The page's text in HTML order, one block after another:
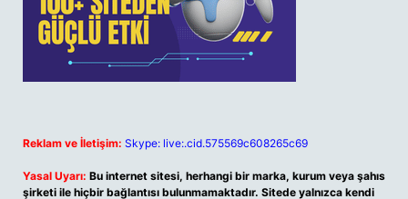
Reklam ve İletişim: Skype: live:.cid.575569c608265c69
Yasal Uyarı: Bu internet sitesi, herhangi bir marka, kurum veya şahıs
şirketi ile hiçbir bağlantısı bulunmamaktadır. Sitede yalnızca kendi